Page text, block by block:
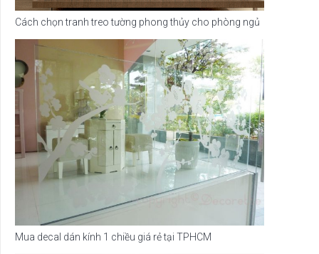
Cách chọn tranh treo tường phong thủy cho phòng ngủ
Mua decal dán kính 1 chiều giá rẻ tại TPHCM